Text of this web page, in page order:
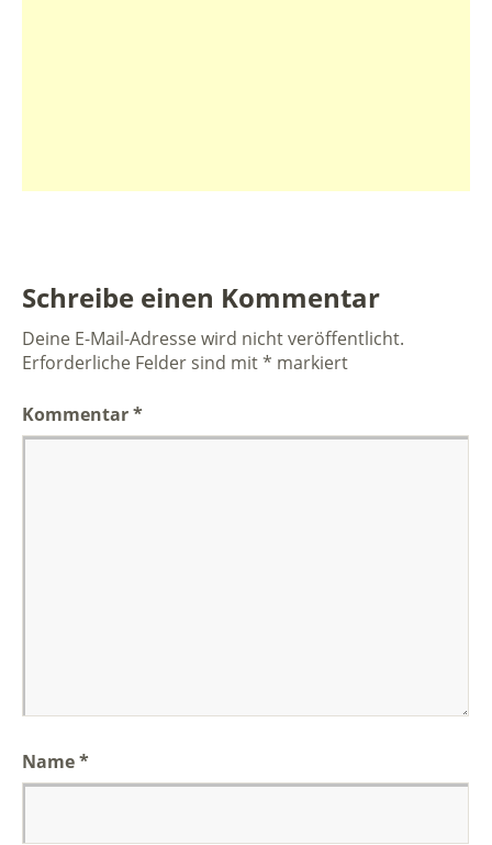
Schreibe einen Kommentar
Deine E-Mail-Adresse wird nicht veröffentlicht.
Erforderliche Felder sind mit* markiert
Kommentar*
Name*